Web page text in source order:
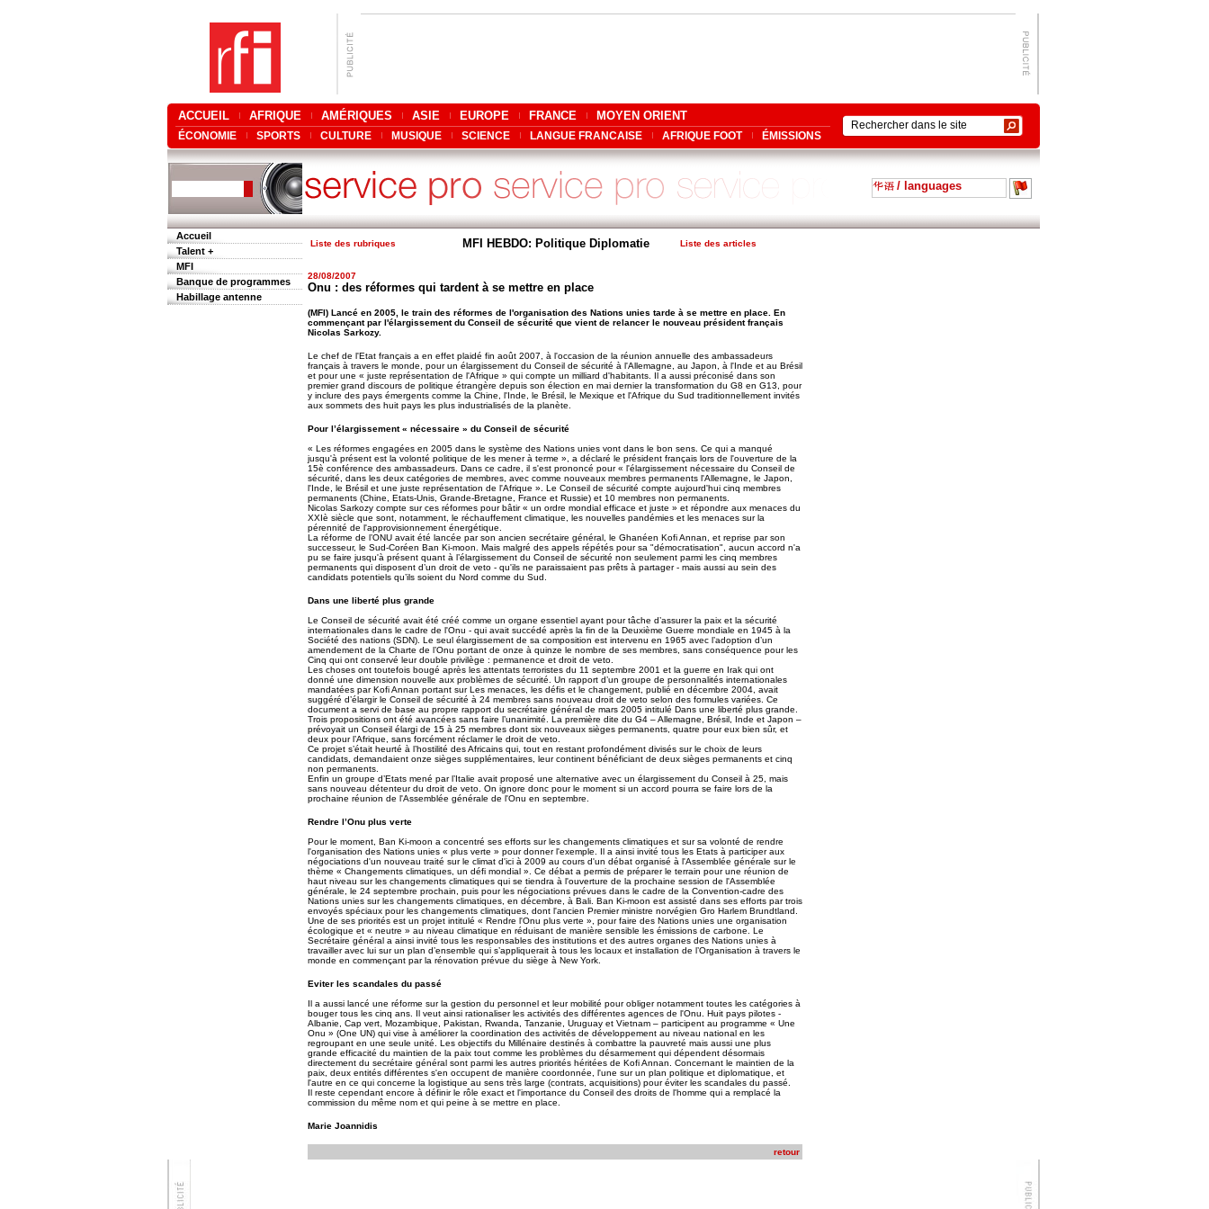
ACCUEIL AFRIQUE AMÉRIQUES ASIE EUROPE FRANCE MOYEN ORIENT
ÉCONOMIE SPORTS CULTURE MUSIQUE SCIENCE LANGUE FRANCAISE AFRIQUE FOOT ÉMISSIONS
/ languages
Accueil
Talent +
MFI
Banque de programmes
Habillage antenne
Liste des rubriques MFI HEBDO: Politique Diplomatie Liste des articles
28/08/2007
Onu : des réformes qui tardent à se mettre en place
(MFI) Lancé en 2005, le train des réformes de l'organisation des Nations unies tarde à se mettre en place. En
commençant par l'élargissement du Conseil de sécurité que vient de relancer le nouveau président français
Nicolas Sarkozy.
Le chef de l'Etat français a en effet plaidé fin août 2007, à l'occasion de la réunion annuelle des ambassadeurs
français à travers le monde, pour un élargissement du Conseil de sécurité à l'Allemagne, au Japon, à l'Inde et au Brésil
et pour une « juste représentation de l'Afrique » qui compte un milliard d'habitants. Il a aussi préconisé dans son
premier grand discours de politique étrangère depuis son élection en mai dernier la transformation du G8 en G13, pour
y inclure des pays émergents comme la Chine, l'Inde, le Brésil, le Mexique et l'Afrique du Sud traditionnellement invités
aux sommets des huit pays les plus industrialisés de la planète.
Pour l’élargissement « nécessaire » du Conseil de sécurité
« Les réformes engagées en 2005 dans le système des Nations unies vont dans le bon sens. Ce qui a manqué
jusqu'à présent est la volonté politique de les mener à terme », a déclaré le président français lors de l'ouverture de la
15è conférence des ambassadeurs. Dans ce cadre, il s'est prononcé pour « l'élargissement nécessaire du Conseil de
sécurité, dans les deux catégories de membres, avec comme nouveaux membres permanents l'Allemagne, le Japon,
l'Inde, le Brésil et une juste représentation de l'Afrique ». Le Conseil de sécurité compte aujourd'hui cinq membres
permanents (Chine, Etats-Unis, Grande-Bretagne, France et Russie) et 10 membres non permanents.
Nicolas Sarkozy compte sur ces réformes pour bâtir « un ordre mondial efficace et juste » et répondre aux menaces du
XXIè siècle que sont, notamment, le réchauffement climatique, les nouvelles pandémies et les menaces sur la
pérennité de l'approvisionnement énergétique.
La réforme de l’ONU avait été lancée par son ancien secrétaire général, le Ghanéen Kofi Annan, et reprise par son
successeur, le Sud-Coréen Ban Ki-moon. Mais malgré des appels répétés pour sa "démocratisation", aucun accord n'a
pu se faire jusqu'à présent quant à l’élargissement du Conseil de sécurité non seulement parmi les cinq membres
permanents qui disposent d’un droit de veto - qu'ils ne paraissaient pas prêts à partager - mais aussi au sein des
candidats potentiels qu’ils soient du Nord comme du Sud.
Dans une liberté plus grande
Le Conseil de sécurité avait été créé comme un organe essentiel ayant pour tâche d’assurer la paix et la sécurité
internationales dans le cadre de l'Onu - qui avait succédé après la fin de la Deuxième Guerre mondiale en 1945 à la
Société des nations (SDN). Le seul élargissement de sa composition est intervenu en 1965 avec l’adoption d’un
amendement de la Charte de l’Onu portant de onze à quinze le nombre de ses membres, sans conséquence pour les
Cinq qui ont conservé leur double privilège : permanence et droit de veto.
Les choses ont toutefois bougé après les attentats terroristes du 11 septembre 2001 et la guerre en Irak qui ont
donné une dimension nouvelle aux problèmes de sécurité. Un rapport d’un groupe de personnalités internationales
mandatées par Kofi Annan portant sur Les menaces, les défis et le changement, publié en décembre 2004, avait
suggéré d’élargir le Conseil de sécurité à 24 membres sans nouveau droit de veto selon des formules variées. Ce
document a servi de base au propre rapport du secrétaire général de mars 2005 intitulé Dans une liberté plus grande.
Trois propositions ont été avancées sans faire l’unanimité. La première dite du G4 – Allemagne, Brésil, Inde et Japon –
prévoyait un Conseil élargi de 15 à 25 membres dont six nouveaux sièges permanents, quatre pour eux bien sûr, et
deux pour l’Afrique, sans forcément réclamer le droit de veto.
Ce projet s’était heurté à l’hostilité des Africains qui, tout en restant profondément divisés sur le choix de leurs
candidats, demandaient onze sièges supplémentaires, leur continent bénéficiant de deux sièges permanents et cinq
non permanents.
Enfin un groupe d’Etats mené par l’Italie avait proposé une alternative avec un élargissement du Conseil à 25, mais
sans nouveau détenteur du droit de veto. On ignore donc pour le moment si un accord pourra se faire lors de la
prochaine réunion de l'Assemblée générale de l'Onu en septembre.
Rendre l’Onu plus verte
Pour le moment, Ban Ki-moon a concentré ses efforts sur les changements climatiques et sur sa volonté de rendre
l'organisation des Nations unies « plus verte » pour donner l'exemple. Il a ainsi invité tous les Etats à participer aux
négociations d'un nouveau traité sur le climat d'ici à 2009 au cours d'un débat organisé à l'Assemblée générale sur le
thème « Changements climatiques, un défi mondial ». Ce débat a permis de préparer le terrain pour une réunion de
haut niveau sur les changements climatiques qui se tiendra à l'ouverture de la prochaine session de l'Assemblée
générale, le 24 septembre prochain, puis pour les négociations prévues dans le cadre de la Convention-cadre des
Nations unies sur les changements climatiques, en décembre, à Bali. Ban Ki-moon est assisté dans ses efforts par trois
envoyés spéciaux pour les changements climatiques, dont l'ancien Premier ministre norvégien Gro Harlem Brundtland.
Une de ses priorités est un projet intitulé « Rendre l'Onu plus verte », pour faire des Nations unies une organisation
écologique et « neutre » au niveau climatique en réduisant de manière sensible les émissions de carbone. Le
Secrétaire général a ainsi invité tous les responsables des institutions et des autres organes des Nations unies à
travailler avec lui sur un plan d’ensemble qui s’appliquerait à tous les locaux et installation de l’Organisation à travers le
monde en commençant par la rénovation prévue du siège à New York.
Eviter les scandales du passé
Il a aussi lancé une réforme sur la gestion du personnel et leur mobilité pour obliger notamment toutes les catégories à
bouger tous les cinq ans. Il veut ainsi rationaliser les activités des différentes agences de l'Onu. Huit pays pilotes -
Albanie, Cap vert, Mozambique, Pakistan, Rwanda, Tanzanie, Uruguay et Vietnam – participent au programme « Une
Onu » (One UN) qui vise à améliorer la coordination des activités de développement au niveau national en les
regroupant en une seule unité. Les objectifs du Millénaire destinés à combattre la pauvreté mais aussi une plus
grande efficacité du maintien de la paix tout comme les problèmes du désarmement qui dépendent désormais
directement du secrétaire général sont parmi les autres priorités héritées de Kofi Annan. Concernant le maintien de la
paix, deux entités différentes s'en occupent de manière coordonnée, l'une sur un plan politique et diplomatique, et
l'autre en ce qui concerne la logistique au sens très large (contrats, acquisitions) pour éviter les scandales du passé.
Il reste cependant encore à définir le rôle exact et l'importance du Conseil des droits de l'homme qui a remplacé la
commission du même nom et qui peine à se mettre en place.
Marie Joannidis
retour